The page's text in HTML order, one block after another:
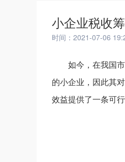
小企业税收
时间：2021-07-06
如今，在我国
的小企业，因此其
效益提供了一条可